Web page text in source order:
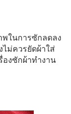
ในการซักลดลง
ม่ควรยัดผ้าใส่
องซักผ้าทำงาน